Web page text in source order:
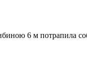
6 м потрапила